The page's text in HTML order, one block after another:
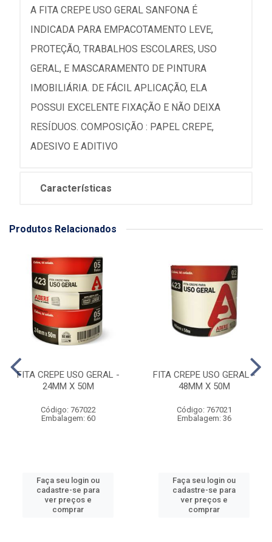
A FITA CREPE USO GERAL SANFONA É
INDICADA PARA EMPACOTAMENTO LEVE,
PROTEÇÃO, TRABALHOS ESCOLARES, USO
GERAL, E MASCARAMENTO DE PINTURA
IMOBILIÁRIA. DE FÁCIL APLICAÇÃO, ELA
POSSUI EXCELENTE FIXAÇÃO E NÃO DEIXA
RESÍDUOS. COMPOSIÇÃO : PAPEL CREPE,
ADESIVO E ADITIVO
Características
Produtos Relacionados
FITA CREPE USO GERAL -
24MM X 50M
Código: 767022
Embalagem: 60
Faça seu login ou
cadastre-se para
ver preços e
comprar
FITA CREPE USO GERAL -
48MM X 50M
Código: 767021
Embalagem: 36
Faça seu login ou
cadastre-se para
ver preços e
comprar